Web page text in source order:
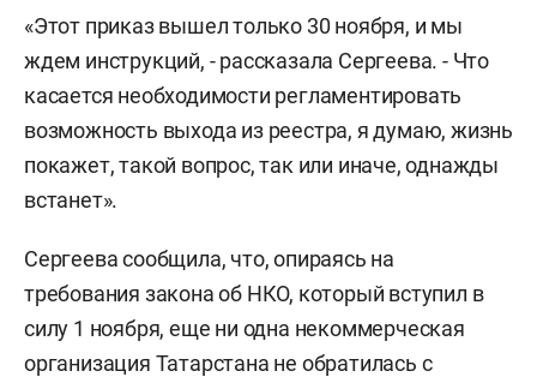
«Этот приказ вышел только 30 ноября, и мы
ждем инструкций, - рассказала Сергеева. - Что
касается необходимости регламентировать
возможность выхода из реестра, я думаю, жизнь
покажет, такой вопрос, так или иначе, однажды
встанет».
Сергеева сообщила, что, опираясь на
требования закона об НКО, который вступил в
силу 1 ноября, еще ни одна некоммерческая
организация Татарстана не обратилась с